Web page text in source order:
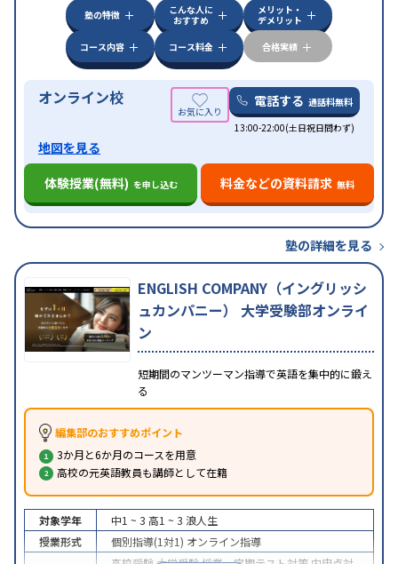
塾の特徴
こんな人に
おすすめ
メリット・
デメリット
コース内容
コース料金 合格実績
オンライン校 電話する 通話料無料
13:00-22:00(土日祝日問わず)
地図を見る
体験授業(無料) を申し込む 料金などの資料請求 無料
塾の詳細を見る
ENGLISH COMPANY（イングリッシ
ュカンパニー） 大学受験部オンライ
ン
短期間のマンツーマン指導で英語を集中的に鍛え
る
編集部のおすすめポイント
3か月と6か月のコースを用意
高校の元英語教員も講師として在籍
対象学年 中1 ~ 3 高1 ~ 3 浪人生
授業形式
個別指導(1対1) オンライン指導